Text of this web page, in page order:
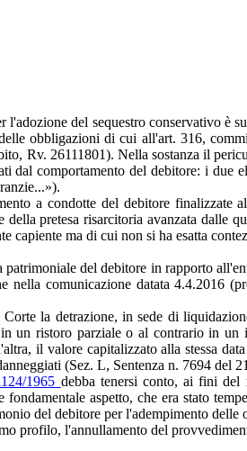
del sequestro conservativo
obbligazioni di cui all'art. 316,
Rv. 26111801). Nella sostanza il
dal comportamento del debitore: i due
a condotte del debitore finalizzate
della pretesa risarcitoria avanzata
capiente ma di cui non si ha esatta
del debitore in rapporto
comunicazione datata 4.4.2016
la detrazione, in sede di
un ristoro parziale o al contrario in un
il valore capitalizzato alla stessa
(Sez. L, Sentenza n. 7694 del
1965 debba tenersi conto, ai fini del
aspetto, che era stato
del debitore per l'adempimento delle
profilo, l'annullamento del